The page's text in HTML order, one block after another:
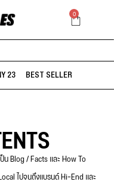
0
23 BEST SELLER
น Blog / Facts และ How To
ไปจนถึงแบรนด์ Hi-End และ